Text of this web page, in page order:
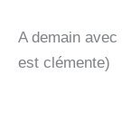
A demain
est clémente)